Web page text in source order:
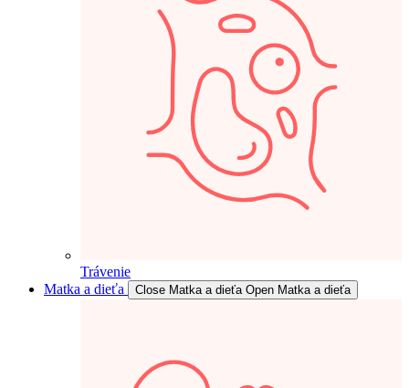
Trávenie
Matka a dieťa
Close Matka a dieťa Open Matka a dieťa